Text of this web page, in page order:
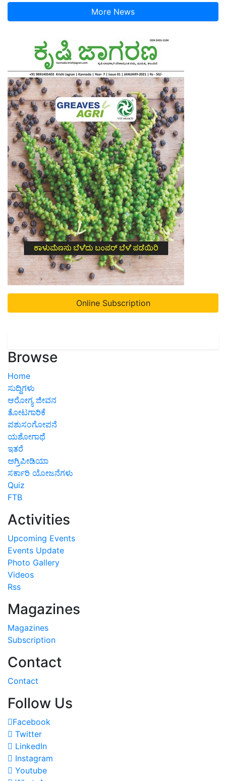
More News
Online Subscription
Browse
Home
ಸುದ್ದಿಗಳು
ಆರೋಗ್ಯ ಜೀವನ
ತೋಟಗಾರಿಕೆ
ಪಶುಸಂಗೋಪನೆ
ಯಶೋಗಾಥೆ
ಇತರೆ
ಅಗ್ರಿಪೀಡಿಯಾ
ಸರ್ಕಾರಿ ಯೋಜನೆಗಳು
Quiz
FTB
Activities
Upcoming Events
Events Update
Photo Gallery
Videos
Rss
Magazines
Magazines
Subscription
Contact
Contact
Follow Us
Facebook
Twitter
LinkedIn
Instagram
Youtube